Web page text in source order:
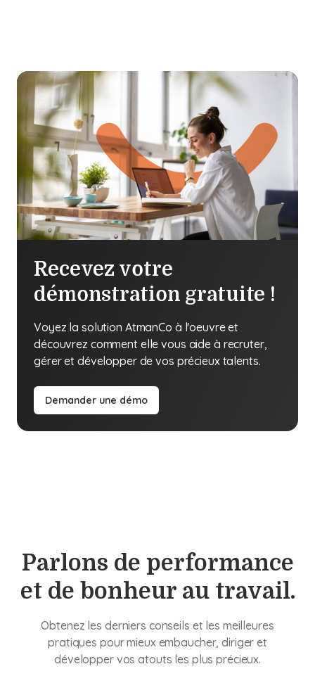
Recevez votre
démonstration gratuite !
Voyez la solution AtmanCo à l'oeuvre et
découvrez comment elle vous aide à recruter,
gérer et développer de vos précieux talents.
Demander une démo
Parlons de performance
et de bonheur au travail.
Obtenez les derniers conseils et les meilleures
pratiques pour mieux embaucher, diriger et
développer vos atouts les plus précieux.